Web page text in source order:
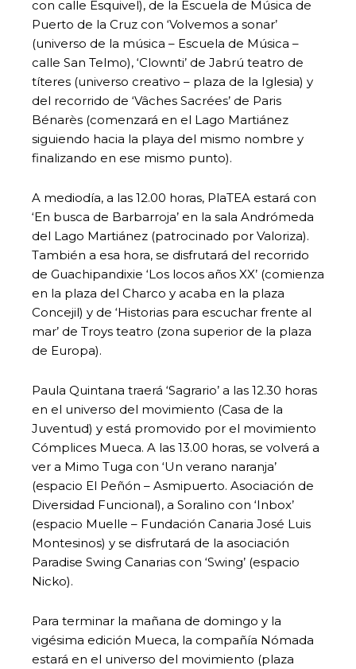
con calle Esquivel), de la Escuela de Música de
Puerto de la Cruz con ‘Volvemos a sonar’
(universo de la música – Escuela de Música –
calle San Telmo), ‘Clownti’ de Jabrú teatro de
títeres (universo creativo – plaza de la Iglesia) y
del recorrido de ‘Vâches Sacrées’ de Paris
Bénarès (comenzará en el Lago Martiánez
siguiendo hacia la playa del mismo nombre y
finalizando en ese mismo punto).
A mediodía, a las 12.00 horas, PlaTEA estará con
‘En busca de Barbarroja’ en la sala Andrómeda
del Lago Martiánez (patrocinado por Valoriza).
También a esa hora, se disfrutará del recorrido
de Guachipandixie ‘Los locos años XX’ (comienza
en la plaza del Charco y acaba en la plaza
Concejil) y de ‘Historias para escuchar frente al
mar’ de Troys teatro (zona superior de la plaza
de Europa).
Paula Quintana traerá ‘Sagrario’ a las 12.30 horas
en el universo del movimiento (Casa de la
Juventud) y está promovido por el movimiento
Cómplices Mueca. A las 13.00 horas, se volverá a
ver a Mimo Tuga con ‘Un verano naranja’
(espacio El Peñón – Asmipuerto. Asociación de
Diversidad Funcional), a Soralino con ‘Inbox’
(espacio Muelle – Fundación Canaria José Luis
Montesinos) y se disfrutará de la asociación
Paradise Swing Canarias con ‘Swing’ (espacio
Nicko).
Para terminar la mañana de domingo y la
vigésima edición Mueca, la compañía Nómada
estará en el universo del movimiento (plaza